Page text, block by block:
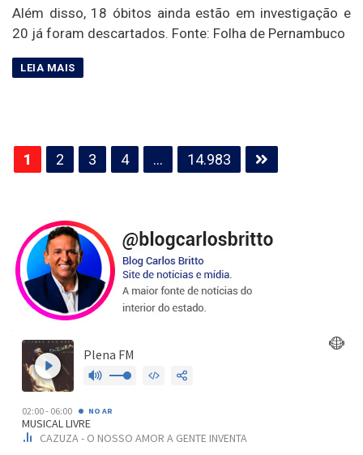
Além disso, 18 óbitos ainda estão em investigação e
20 já foram descartados. Fonte: Folha de Pernambuco
Paginação
de
1 2 3 4 … 14.983